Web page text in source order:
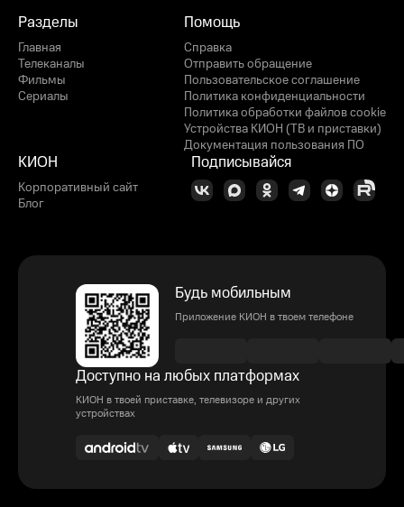
Разделы
Главная
Телеканалы
Фильмы
Сериалы
Помощь
Справка
Отправить обращение
Пользовательское соглашение
Политика конфиденциальности
Политика обработки файлов cookie
Устройства КИОН (ТВ и приставки)
Документация пользования ПО
КИОН
Корпоративный сайт
Блог
Подписывайся
Будь мобильным
Приложение КИОН в твоем телефоне
Доступно на любых платформах
КИОН в твоей приставке, телевизоре и других
устройствах